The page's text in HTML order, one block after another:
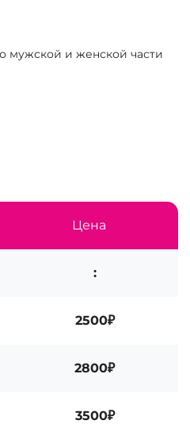
мужской и женской части
Цена
:
2500₽
2800₽
3500₽